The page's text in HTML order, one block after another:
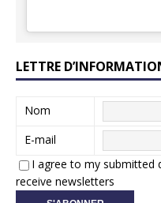
LETTRE
Nom
E-mail
I agree to my submitted
receive newsletters